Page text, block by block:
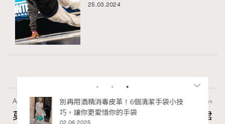
25.03.2024
Art 60 views
莫扎特16歲歌劇神作！非凡美樂帶來《獨裁君